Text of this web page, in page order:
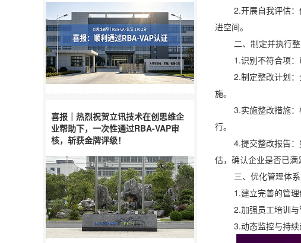
喜报｜热烈祝贺立讯技术在创思维企
业帮助下，一次性通过RBA-VAP审
核，斩获金牌评级！
2.开展自我评估：依
进空间。
二、制定并执行整
1.识别不符合项：审
2.制定整改计划：企
施。
3.实施整改措施：根
行。
4.提交整改报告：整
估，确认企业是否已满
三、优化管理体系
1.建立完善的管理体
2.加强员工培训与管
3.动态监控与持续改